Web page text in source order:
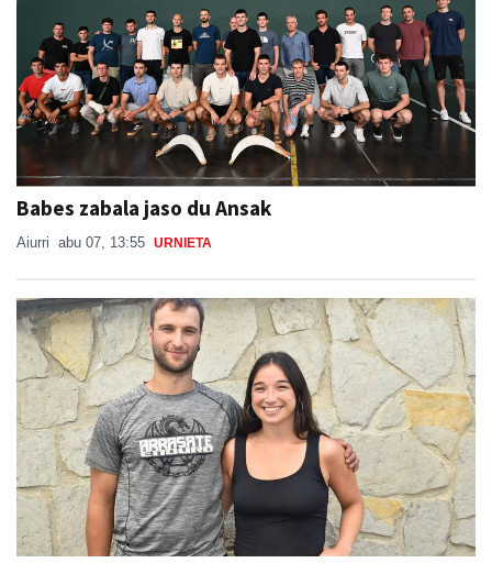
Babes zabala jaso du Ansak
Aiurri abu 07, 13:55 URNIETA